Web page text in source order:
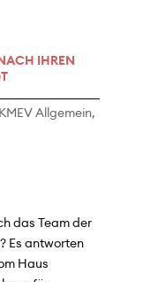
IHREN
Allgemein,
das Team der
Es antworten
Haus